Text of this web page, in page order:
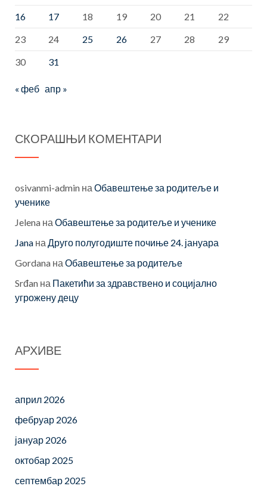
16
17 18 19 20 21
22
23
24 25 26 27 28
29
30
31
« феб апр »
СКОРАШЊИ КОМЕНТАРИ
osivanmi-admin на Обавештење за родитеље и
ученике
Jelena на Обавештење за родитеље и ученике
Jana на Друго полугодиште почиње 24. јануара
Gordana на Обавештење за родитеље
Srđan на Пакетићи за здравствено и социјално
угрожену децу
АРХИВЕ
април 2026
фебруар 2026
јануар 2026
октобар 2025
септембар 2025